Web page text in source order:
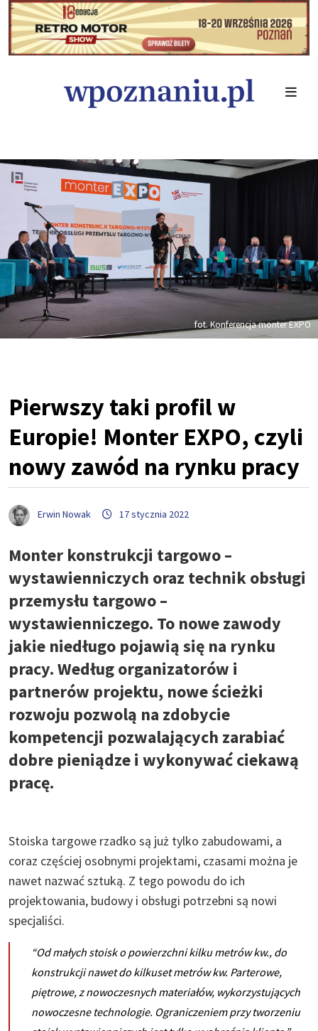
fot. Konferencja monter EXPO
Pierwszy taki profil w
Europie! Monter EXPO, czyli
nowy zawód na rynku pracy
Erwin Nowak 17 stycznia 2022
Monter konstrukcji targowo –
wystawienniczych oraz technik obsługi
przemysłu targowo –
wystawienniczego. To nowe zawody
jakie niedługo pojawią się na rynku
pracy. Według organizatorów i
partnerów projektu, nowe ścieżki
rozwoju pozwolą na zdobycie
kompetencji pozwalających zarabiać
dobre pieniądze i wykonywać ciekawą
pracę.
Stoiska targowe rzadko są już tylko zabudowami, a
coraz częściej osobnymi projektami, czasami można je
nawet nazwać sztuką. Z tego powodu do ich
projektowania, budowy i obsługi potrzebni są nowi
specjaliści.
“Od małych stoisk o powierzchni kilku metrów kw., do
konstrukcji nawet do kilkuset metrów kw. Parterowe,
piętrowe, z nowoczesnych materiałów, wykorzystujących
nowoczesne technologie. Ograniczeniem przy tworzeniu